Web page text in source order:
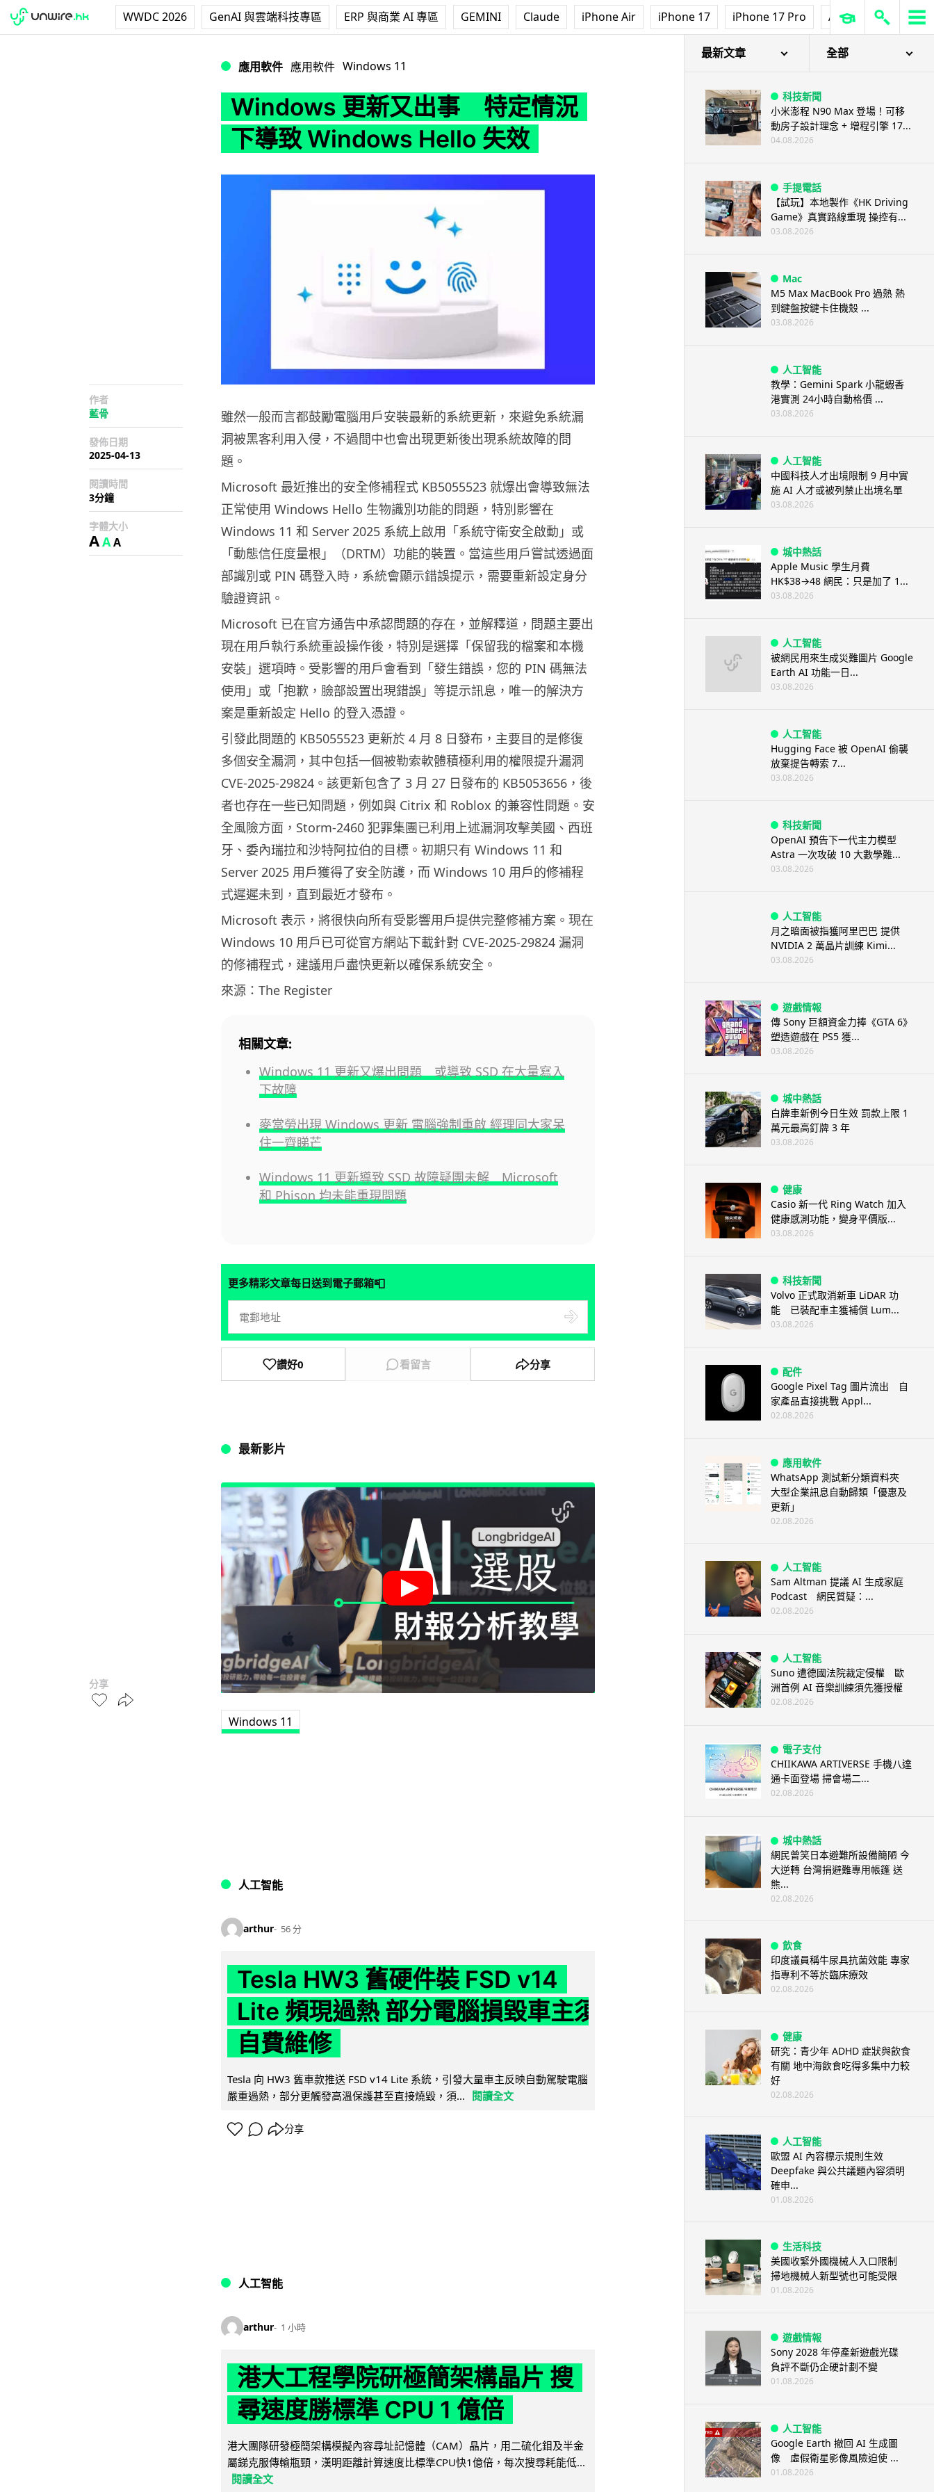
WWDC 2026 GenAI 與雲端科技專區 ERP 與商業 AI 專區 GEMINI Claude iPhone Air iPhone 17 iPhone 17 Pro AirPods Pro 3
應用軟件 應用軟件 Windows 11
Windows 更新又出事 特定情況
下導致 Windows Hello 失效
作者
藍骨
發佈日期
2025-04-13
閱讀時間
3分鐘
字體大小
AAA
分享
雖然一般而言都鼓勵電腦用戶安裝最新的系統更新，來避免系統漏
洞被黑客利用入侵，不過間中也會出現更新後出現系統故障的問
題。
Microsoft 最近推出的安全修補程式 KB5055523 就爆出會導致無法
正常使用 Windows Hello 生物識別功能的問題，特別影響在
Windows 11 和 Server 2025 系統上啟用「系統守衛安全啟動」或
「動態信任度量根」（DRTM）功能的裝置。當這些用戶嘗試透過面
部識別或 PIN 碼登入時，系統會顯示錯誤提示，需要重新設定身分
驗證資訊。
Microsoft 已在官方通告中承認問題的存在，並解釋道，問題主要出
現在用戶執行系統重設操作後，特別是選擇「保留我的檔案和本機
安裝」選項時。受影響的用戶會看到「發生錯誤，您的 PIN 碼無法
使用」或「抱歉，臉部設置出現錯誤」等提示訊息，唯一的解決方
案是重新設定 Hello 的登入憑證。
引發此問題的 KB5055523 更新於 4 月 8 日發布，主要目的是修復
多個安全漏洞，其中包括一個被勒索軟體積極利用的權限提升漏洞
CVE-2025-29824。該更新包含了 3 月 27 日發布的 KB5053656，後
者也存在一些已知問題，例如與 Citrix 和 Roblox 的兼容性問題。安
全風險方面，Storm-2460 犯罪集團已利用上述漏洞攻擊美國、西班
牙、委內瑞拉和沙特阿拉伯的目標。初期只有 Windows 11 和
Server 2025 用戶獲得了安全防護，而 Windows 10 用戶的修補程
式遲遲未到，直到最近才發布。
Microsoft 表示，將很快向所有受影響用戶提供完整修補方案。現在
Windows 10 用戶已可從官方網站下載針對 CVE-2025-29824 漏洞
的修補程式，建議用戶盡快更新以確保系統安全。
來源：The Register
相關文章:
Windows 11 更新又爆出問題 或導致 SSD 在大量寫入
下故障
麥當勞出現 Windows 更新 電腦強制重啟 經理同大家呆
住一齊睇芒
Windows 11 更新導致 SSD 故障疑團未解 Microsoft
和 Phison 均未能重現問題
更多精彩文章每日送到電子郵箱📮
讚好0 看留言 分享
最新影片
Windows 11
人工智能
arthur 56 分
Tesla HW3 舊硬件裝 FSD v14
Lite 頻現過熱 部分電腦損毀車主須
自費維修
Tesla 向 HW3 舊車款推送 FSD v14 Lite 系統，引發大量車主反映自動駕駛電腦
嚴重過熱，部分更觸發高溫保護甚至直接燒毀，須... 閱讀全文
分享
人工智能
arthur 1 小時
港大工程學院研極簡架構晶片 搜
尋速度勝標準 CPU 1 億倍
港大團隊研發極簡架構模擬內容尋址記憶體（CAM）晶片，用二硫化鉬及半金
屬銻克服傳輸瓶頸，漢明距離計算速度比標準CPU快1億倍，每次搜尋耗能低...
閱讀全文
最新文章 全部
科技新聞
小米澎程 N90 Max 登場！可移
動房子設計理念 + 增程引擎 17...
04.08.2026
手提電話
【試玩】本地製作《HK Driving
Game》真實路線重現 操控有...
03.08.2026
Mac
M5 Max MacBook Pro 過熱 熱
到鍵盤按鍵卡住機殼 ...
03.08.2026
人工智能
教學：Gemini Spark 小龍蝦香
港實測 24小時自動格價 ...
03.08.2026
人工智能
中國科技人才出境限制 9 月中實
施 AI 人才或被列禁止出境名單
03.08.2026
城中熱話
Apple Music 學生月費
HK$38→48 網民：只是加了 1...
03.08.2026
人工智能
被網民用來生成災難圖片 Google
Earth AI 功能一日...
03.08.2026
人工智能
Hugging Face 被 OpenAI 偷襲
放棄提告轉索 7...
03.08.2026
科技新聞
OpenAI 預告下一代主力模型
Astra 一次攻破 10 大數學難...
03.08.2026
人工智能
月之暗面被指獲阿里巴巴 提供
NVIDIA 2 萬晶片訓練 Kimi...
03.08.2026
遊戲情報
傳 Sony 巨額資金力捧《GTA 6》
塑造遊戲在 PS5 獲...
03.08.2026
城中熱話
白牌車新例今日生效 罰款上限 1
萬元最高釘牌 3 年
03.08.2026
健康
Casio 新一代 Ring Watch 加入
健康感測功能，變身平價版...
03.08.2026
科技新聞
Volvo 正式取消新車 LiDAR 功
能 已裝配車主獲補償 Lum...
03.08.2026
配件
Google Pixel Tag 圖片流出 自
家產品直接挑戰 Appl...
02.08.2026
應用軟件
WhatsApp 測試新分類資料夾
大型企業訊息自動歸類「優惠及
更新」
02.08.2026
人工智能
Sam Altman 提議 AI 生成家庭
Podcast 網民質疑：...
02.08.2026
人工智能
Suno 遭德國法院裁定侵權 歐
洲首例 AI 音樂訓練須先獲授權
02.08.2026
電子支付
CHIIKAWA ARTIVERSE 手機八達
通卡面登場 掃會場二...
02.08.2026
城中熱話
網民曾笑日本避難所設備簡陋 今
大逆轉 台灣捐避難專用帳篷 送
熊...
02.08.2026
飲食
印度議員稱牛尿具抗菌效能 專家
指專利不等於臨床療效
02.08.2026
健康
研究：青少年 ADHD 症狀與飲食
有關 地中海飲食吃得多集中力較
好
02.08.2026
人工智能
歐盟 AI 內容標示規則生效
Deepfake 與公共議題內容須明
確申...
01.08.2026
生活科技
美國收緊外國機械人入口限制
掃地機械人新型號也可能受限
01.08.2026
遊戲情報
Sony 2028 年停產新遊戲光碟
負評不斷仍企硬計劃不變
01.08.2026
人工智能
Google Earth 撤回 AI 生成圖
像 虛假衛星影像風險迫使 ...
01.08.2026